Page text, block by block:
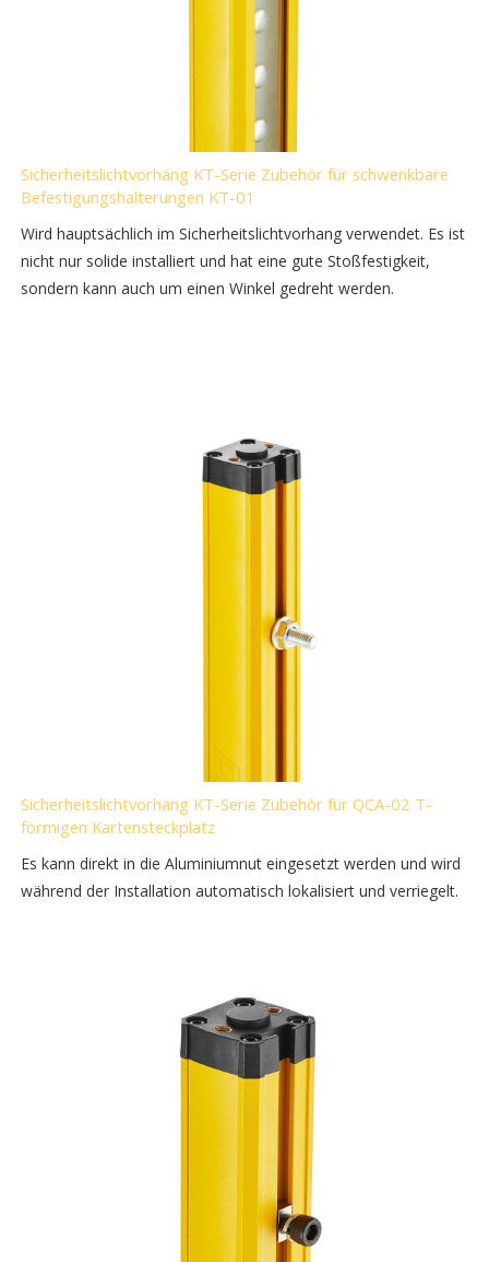
Sicherheitslichtvorhang KT-Serie Zubehör für schwenkbare
Befestigungshalterungen KT-01
Wird hauptsächlich im Sicherheitslichtvorhang verwendet. Es ist
nicht nur solide installiert und hat eine gute Stoßfestigkeit,
sondern kann auch um einen Winkel gedreht werden.
Sicherheitslichtvorhang KT-Serie Zubehör für QCA-02 T-
förmigen Kartensteckplatz
Es kann direkt in die Aluminiumnut eingesetzt werden und wird
während der Installation automatisch lokalisiert und verriegelt.